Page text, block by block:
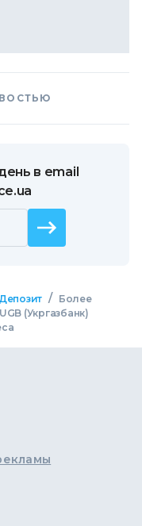
в email
/
Более
(Укргазбанк)